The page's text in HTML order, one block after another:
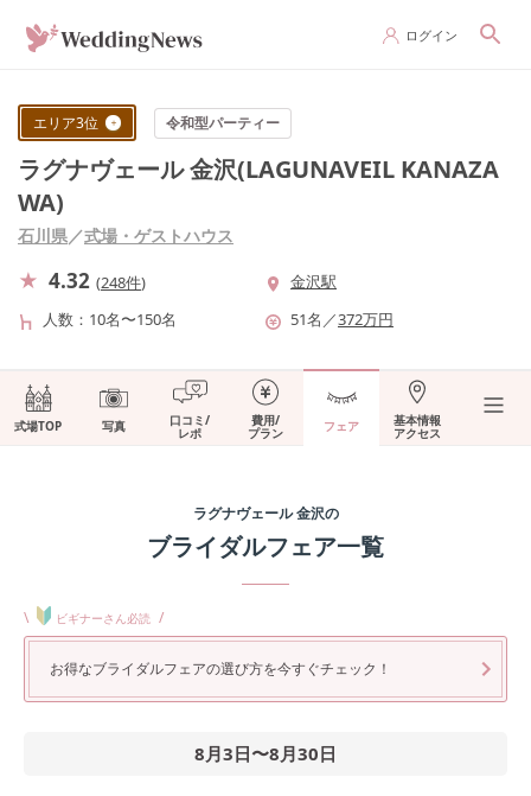
ログイン
エリア3位 令和型パーティー
ラグナヴェール 金沢(LAGUNAVEIL KANAZA
WA)
石川県／式場・ゲストハウス
4.32 (248件)
金沢駅
人数
10名〜150名 51名 ／372万円
式場TOP 写真 口コミ/
レポ
費用/
プラン フェア 基本情報
アクセス
ラグナヴェール 金沢の
ブライダルフェア一覧
\ ビギナーさん必読 /
お得なブライダルフェアの選び方を今すぐチェック！
8月3日〜8月30日